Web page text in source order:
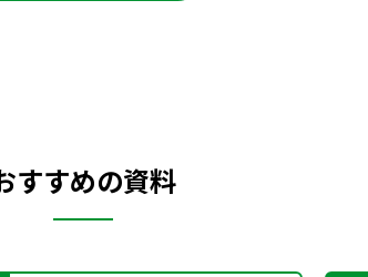
すすめの資料